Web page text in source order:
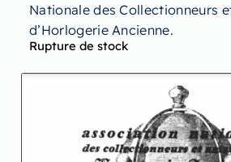
Nationale des Collectionneurs
d’Horlogerie Ancienne.
Rupture de stock